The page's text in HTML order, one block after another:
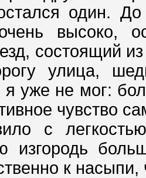
один.
высоко,
состоящий
улица,
я уже не мог:
чувство
с
изгородь
к насыпи,